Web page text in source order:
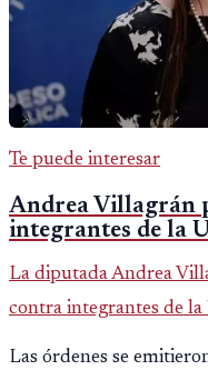
Te puede interesar
Andrea Villagrán
integrantes de la
La diputada Andrea
contra integrantes de
ilícita, terrorismo y
Las órdenes se